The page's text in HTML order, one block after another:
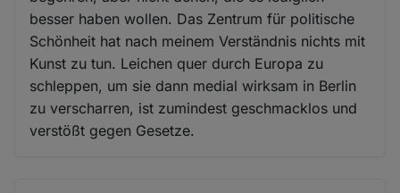
besser haben wollen. Das Zentrum für politische
Schönheit hat nach meinem Verständnis nichts mit
Kunst zu tun. Leichen quer durch Europa zu
schleppen, um sie dann medial wirksam in Berlin
zu verscharren, ist zumindest geschmacklos und
verstößt gegen Gesetze.